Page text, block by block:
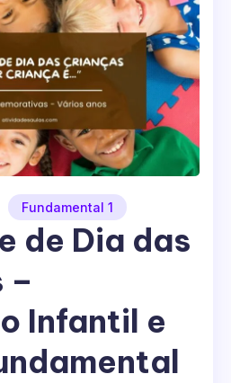
Fundamental 1
de Dia das
–
Infantil e